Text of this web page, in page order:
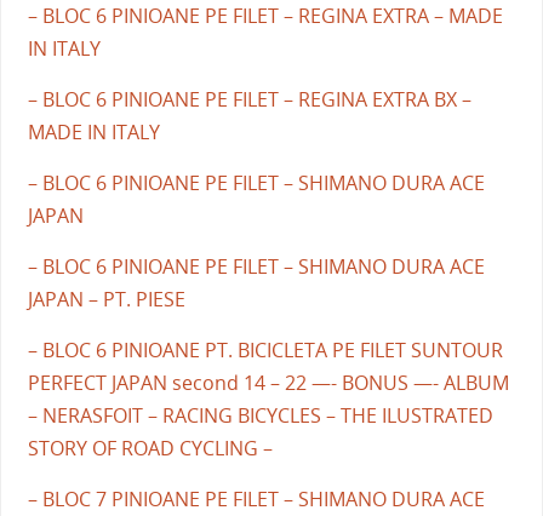
– BLOC 6 PINIOANE PE FILET – REGINA EXTRA – MADE
IN ITALY
– BLOC 6 PINIOANE PE FILET – REGINA EXTRA BX –
MADE IN ITALY
– BLOC 6 PINIOANE PE FILET – SHIMANO DURA ACE
JAPAN
– BLOC 6 PINIOANE PE FILET – SHIMANO DURA ACE
JAPAN – PT. PIESE
– BLOC 6 PINIOANE PT. BICICLETA PE FILET SUNTOUR
PERFECT JAPAN second 14 – 22 —- BONUS —- ALBUM
– NERASFOIT – RACING BICYCLES – THE ILUSTRATED
STORY OF ROAD CYCLING –
– BLOC 7 PINIOANE PE FILET – SHIMANO DURA ACE